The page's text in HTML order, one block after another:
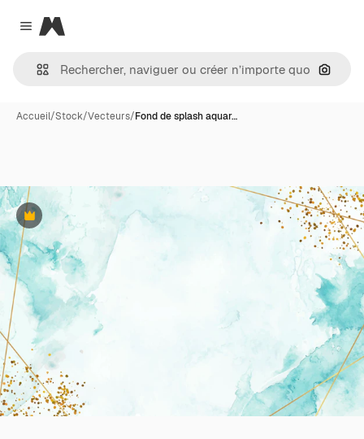
Close menu
Magnific
Accueil/Stock/Vecteurs/Fond de splash aquar…
Premium